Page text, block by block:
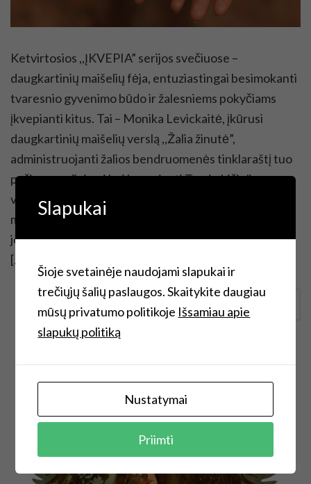
Ketvirtosios ,,ĮKVEPIA” serijos svečiuose –
daugkartinių maišelių fėja, entuziastingai besimokanti
tvaresnio gyvenimo būdo ir žalesniems pokyčiams
įkvepianti kitus. Tai – Monika Levickaitė, įkūrusi
daugkartinių maišelių verslą ,,Žalia žinutė”,
administruojanti žalios bendruomenės tinklaraštį tuo
pačiu pavadinimui bei kuruojanti Tvarių bičiulių
virtualią biblioteką. Mudvi susipažinome prieš dvejus
metus prekiaudamos kalėdinėje mugėje – Monikai ir
jos iš antrinių medžiagų siūtiems maišeliams ši mugė
[…]
Slapukai
Šioje svetainėje naudojami slapukai ir
trečiųjų šalių paslaugos. Skaitykite daugiau
mūsų privatumo politikoje Išsamiau apie
slapukų politiką
Nustatymai
Priimti